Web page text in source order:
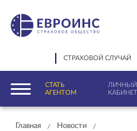
СТРАХОВОЙ СЛУЧАЙ
СТАТЬ
АГЕНТОМ
ЛИЧНЫЙ
КАБИНЕТ
Главная / Новости
/